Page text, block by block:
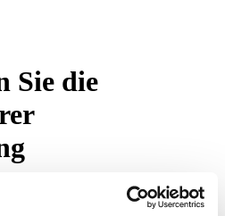
Sie die
und tragen Sie aktiv dazu bei,
zu setzen und die Energiewende